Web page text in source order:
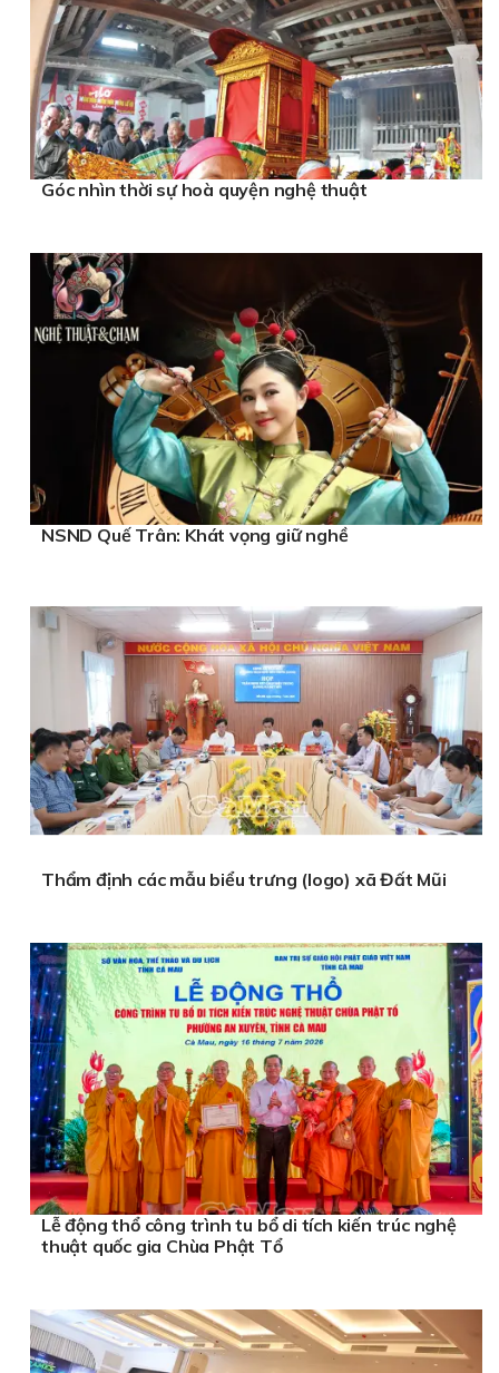
Góc nhìn thời sự hoà quyện nghệ thuật
NSND Quế Trân: Khát vọng giữ nghề
Thẩm định các mẫu biểu trưng (logo) xã Đất Mũi
Lễ động thổ công trình tu bổ di tích kiến trúc nghệ
thuật quốc gia Chùa Phật Tổ